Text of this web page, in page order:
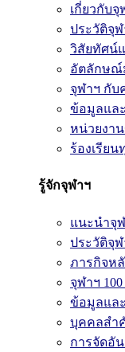
เกี่ยวกับจุ
ประวัติจุฬ
วิสัยทัศน์
อัตลักษณ์
จุฬาฯ กับ
ข้อมูลแล
หน่วยงา
ร้องเรีย
รู้จักจุฬาฯ
แนะนำจุ
ประวัติจุฬ
ภารกิจห
จุฬาฯ 100
ข้อมูลแล
บุคคลสำ
การจัดอั